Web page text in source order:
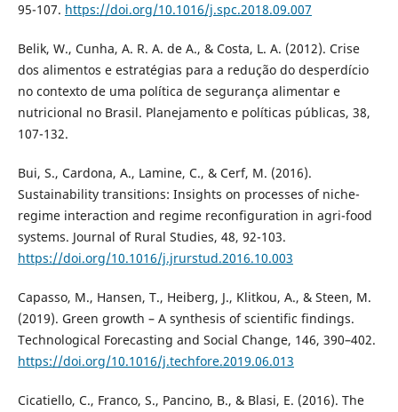
95-107. https://doi.org/10.1016/j.spc.2018.09.007
Belik, W., Cunha, A. R. A. de A., & Costa, L. A. (2012). Crise
dos alimentos e estratégias para a redução do desperdício
no contexto de uma política de segurança alimentar e
nutricional no Brasil. Planejamento e políticas públicas, 38,
107-132.
Bui, S., Cardona, A., Lamine, C., & Cerf, M. (2016).
Sustainability transitions: Insights on processes of niche-
regime interaction and regime reconfiguration in agri-food
systems. Journal of Rural Studies, 48, 92-103.
https://doi.org/10.1016/j.jrurstud.2016.10.003
Capasso, M., Hansen, T., Heiberg, J., Klitkou, A., & Steen, M.
(2019). Green growth – A synthesis of scientific findings.
Technological Forecasting and Social Change, 146, 390–402.
https://doi.org/10.1016/j.techfore.2019.06.013
Cicatiello, C., Franco, S., Pancino, B., & Blasi, E. (2016). The